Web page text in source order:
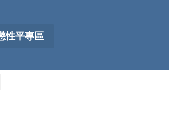
性平專區